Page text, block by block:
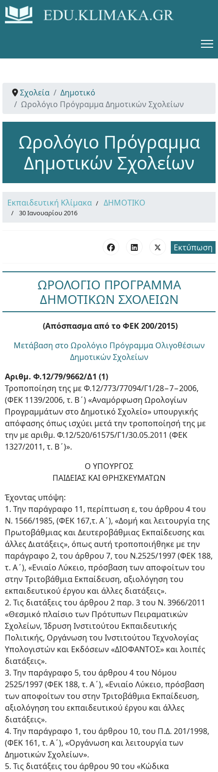
Σχολεία
Δημοτικό
Ωρολόγιο Πρόγραμμα Δημοτικών Σχολείων
Ωρολόγιο Πρόγραμμα
Δημοτικών Σχολείων
Εκπαιδευτική Κλίμακα ΔΗΜΟΤΙΚΟ
30 Ιανουαρίου 2016
Εκτύπωση
ΩΡΟΛΟΓΙΟ ΠΡΟΓΡΑΜΜΑ
ΔΗΜΟΤΙΚΩΝ ΣΧΟΛΕΙΩΝ
(Απόσπασμα από το ΦΕΚ 200/2015)
Μετάβαση στο Ωρολόγιο Πρόγραμμα Ολιγοθέσιων
Δημοτικών Σχολείων
Αριθμ. Φ.12/79/9662/Δ1 (1)
Τροποποίηση της με Φ.12/773/77094/Γ1/28−7−2006,
(ΦΕΚ 1139/2006, τ. Β΄) «Αναμόρφωση Ωρολογίων
Προγραμμάτων στο Δημοτικό Σχολείο» υπουργικής
απόφασης όπως ισχύει μετά την τροποποίησή της με
την με αριθμ. Φ.12/520/61575/Γ1/30.05.2011 (ΦΕΚ
1327/2011, τ. Β΄)».
Ο ΥΠΟΥΡΓΟΣ
ΠΑΙΔΕΙΑΣ ΚΑΙ ΘΡΗΣΚΕΥΜΑΤΩΝ
Έχοντας υπόψη:
1. Την παράγραφο 11, περίπτωση ε, του άρθρου 4 του
Ν. 1566/1985, (ΦΕΚ 167,τ. Α΄), «Δομή και λειτουργία της
Πρωτοβάθμιας και Δευτεροβάθμιας Εκπαίδευσης και
άλλες Διατάξεις», όπως αυτή τροποποιήθηκε με την
παράγραφο 2, του άρθρου 7, του Ν.2525/1997 (ΦΕΚ 188,
τ. Α΄), «Ενιαίο Λύκειο, πρόσβαση των αποφοίτων του
στην Τριτοβάθμια Εκπαίδευση, αξιολόγηση του
εκπαιδευτικού έργου και άλλες διατάξεις».
2. Τις διατάξεις του άρθρου 2 παρ. 3 του Ν. 3966/2011
«Θεσμικό πλαίσιο των Πρότυπων Πειραματικών
Σχολείων, Ίδρυση Ινστιτούτου Εκπαιδευτικής
Πολιτικής, Οργάνωση του Ινστιτούτου Τεχνολογίας
Υπολογιστών και Εκδόσεων «ΔΙΟΦΑΝΤΟΣ» και λοιπές
διατάξεις».
3. Την παράγραφο 5, του άρθρου 4 του Νόμου
2525/1997 (ΦΕΚ 188, τ. Α΄), «Ενιαίο Λύκειο, πρόσβαση
των αποφοίτων του στην Τριτοβάθμια Εκπαίδευση,
αξιολόγηση του εκπαιδευτικού έργου και άλλες
διατάξεις».
4. Την παράγραφο 1, του άρθρου 10, του Π.Δ. 201/1998,
(ΦΕΚ 161, τ. Α΄), «Οργάνωση και λειτουργία των
Δημοτικών Σχολείων».
5. Τις διατάξεις του άρθρου 90 του «Κώδικα